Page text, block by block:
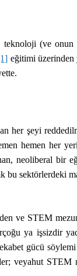
teknoloji (ve onun
eğitimi üzerinden
her şeyi
hemen her
neoliberal bir
bu sektörlerdeki
ve STEM
ya işsizdir
gücü söylemi
veyahut STEM